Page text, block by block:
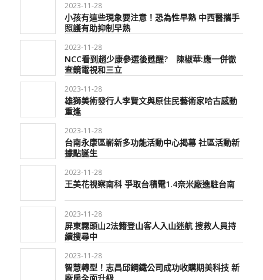
2023-11-28
小孩有這些現象要注意！恐為性早熟 中西醫攜手
照護有助抑制早熟
2023-11-28
NCC看到趙少康參選後甦醒? 陳椒華:應一併徹
查鏡電視和三立
2023-11-28
雄獅美術發行人李賢文與原住民藝術家哈古感動
重逢
2023-11-28
台南永康區嶄新多功能活動中心揭幕 社區活動新
據點誕生
2023-11-28
王美花視察南科 爭取台積電1.4奈米廠進駐台南
2023-11-28
屏東霧頭山2法籍登山客人入山迷航 搜救人員持
續搜尋中
2023-11-28
智慧轉型！志昌邱鋼鐵公司成功收購期美科技 新